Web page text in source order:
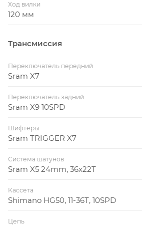
Ход вилки
120 мм
Трансмиссия
Переключатель передний
Sram X7
Переключатель задний
Sram X9 10SPD
Шифтеры
Sram TRIGGER X7
Система шатунов
Sram X5 24mm, 36x22T
Кассета
Shimano HG50, 11-36T, 10SPD
Цепь